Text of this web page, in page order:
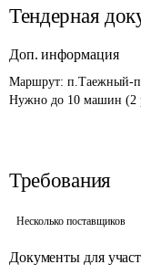
Тендерная
Доп. информация
Маршрут: п.Таежный-
Нужно до 10 машин (2
Требования
Несколько поставщиков
Документы для